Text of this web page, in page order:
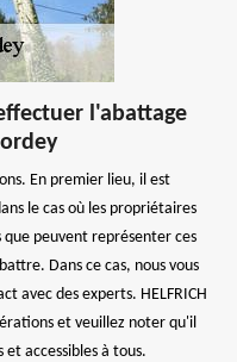
l'abattage
En premier lieu, il est
le cas où les propriétaires
peuvent représenter ces
Dans ce cas, nous vous
avec des experts. HELFRICH
et veuillez noter qu'il
accessibles à tous.